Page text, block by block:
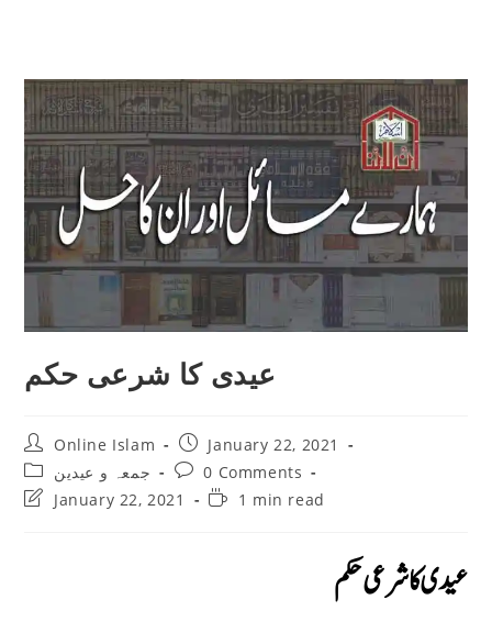
عیدی کا شرعی حکم
Post
author:
Online Islam
Post
published:
January 22, 2021
Post
category:
جمعہ و عیدین
Post
comments:
0 Comments
PostJanuary 22, 2021
Reading1 min read
عیدی کا شرعی حکم